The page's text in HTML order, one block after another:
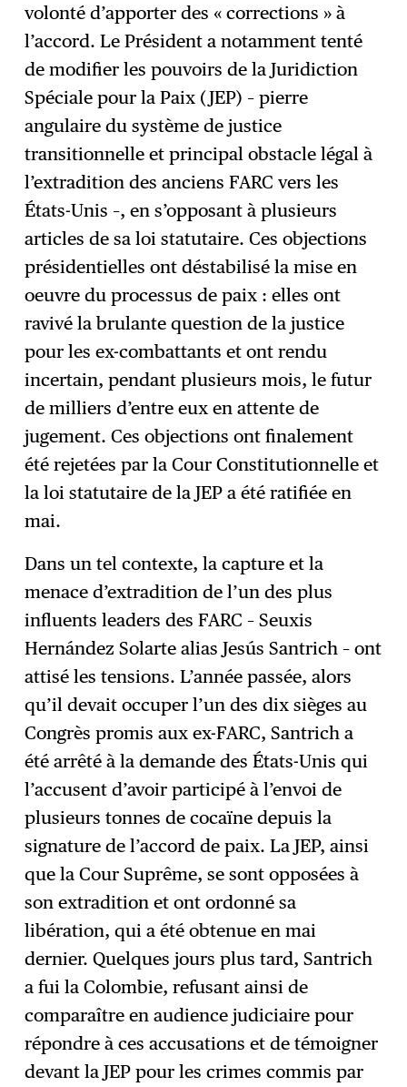
volonté d’apporter des « corrections » à
l’accord. Le Président a notamment tenté
de modifier les pouvoirs de la Juridiction
Spéciale pour la Paix (JEP) – pierre
angulaire du système de justice
transitionnelle et principal obstacle légal à
l’extradition des anciens FARC vers les
États-Unis –, en s’opposant à plusieurs
articles de sa loi statutaire. Ces objections
présidentielles ont déstabilisé la mise en
oeuvre du processus de paix : elles ont
ravivé la brulante question de la justice
pour les ex-combattants et ont rendu
incertain, pendant plusieurs mois, le futur
de milliers d’entre eux en attente de
jugement. Ces objections ont finalement
été rejetées par la Cour Constitutionnelle et
la loi statutaire de la JEP a été ratifiée en
mai.
Dans un tel contexte, la capture et la
menace d’extradition de l’un des plus
influents leaders des FARC – Seuxis
Hernández Solarte alias Jesús Santrich – ont
attisé les tensions. L’année passée, alors
qu’il devait occuper l’un des dix sièges au
Congrès promis aux ex-FARC, Santrich a
été arrêté à la demande des États-Unis qui
l’accusent d’avoir participé à l’envoi de
plusieurs tonnes de cocaïne depuis la
signature de l’accord de paix. La JEP, ainsi
que la Cour Suprême, se sont opposées à
son extradition et ont ordonné sa
libération, qui a été obtenue en mai
dernier. Quelques jours plus tard, Santrich
a fui la Colombie, refusant ainsi de
comparaître en audience judiciaire pour
répondre à ces accusations et de témoigner
devant la JEP pour les crimes commis par